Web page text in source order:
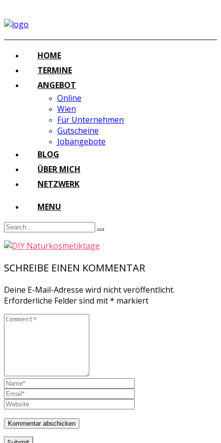
HOME
TERMINE
ANGEBOT
Online
Wien
Für Unternehmen
Gutscheine
Jobangebote
BLOG
ÜBER MICH
NETZWERK
MENU
SCHREIBE EINEN KOMMENTAR
Deine E-Mail-Adresse wird nicht veröffentlicht.
Erforderliche Felder sind mit* markiert